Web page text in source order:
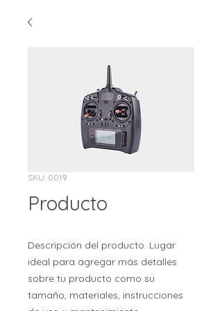
SKU: 0019
Producto
Descripción del producto. Lugar
ideal para agregar más detalles
sobre tu producto como su
tamaño, materiales, instrucciones